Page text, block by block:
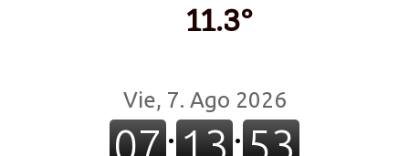
11.3º